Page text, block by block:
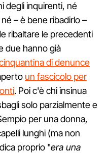
degli inquirenti, né
– è bene ribadirlo –
ribaltare le precedenti
due hanno già
di denunce
un fascicolo per
. Poi c'è chi insinua
solo parzialmente e
per una donna,
lunghi (ma non
proprio "era una